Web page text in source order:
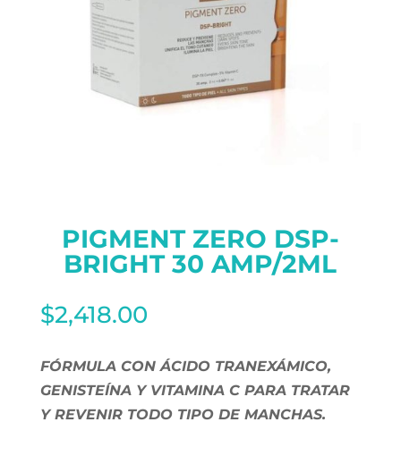
PIGMENT ZERO DSP-
BRIGHT 30 AMP/2ML
$2,418.00
FÓRMULA CON ÁCIDO TRANEXÁMICO,
GENISTEÍNA Y VITAMINA C PARA TRATAR
Y REVENIR TODO TIPO DE MANCHAS.